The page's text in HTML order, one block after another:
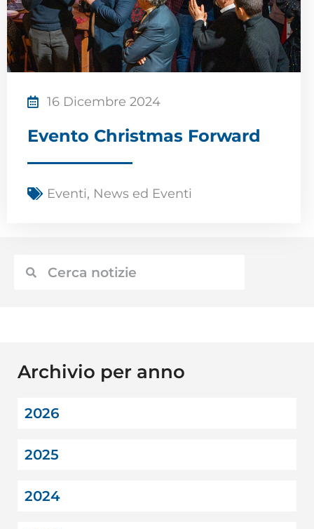
16 Dicembre 2024
Evento Christmas Forward
Eventi, News ed Eventi
Archivio per anno
2026
2025
2024